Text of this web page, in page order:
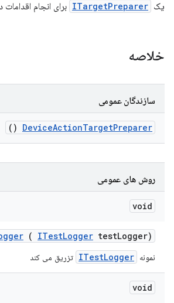
یک ITargetPreparer برای انجام اقدامات
خلاصه
سازندگان عمومی
DeviceActionTargetPreparer
()
روش های عمومی
void
( ITestLogger testLogger)
نمونه ITestLogger تزریق می کند
void